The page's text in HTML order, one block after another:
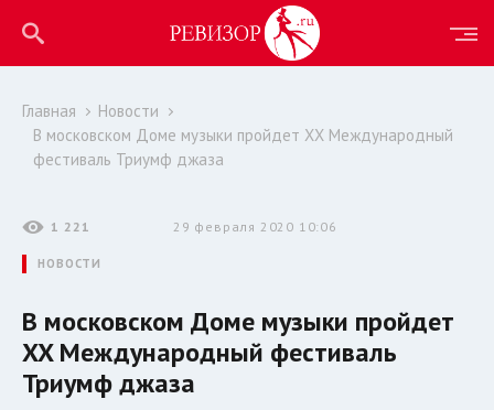
Главная
Новости
В московском Доме музыки пройдет XX Международный
фестиваль Триумф джаза
1 221 29 февраля 2020 10:06
НОВОСТИ
В московском Доме музыки пройдет
XX Международный фестиваль
Триумф джаза